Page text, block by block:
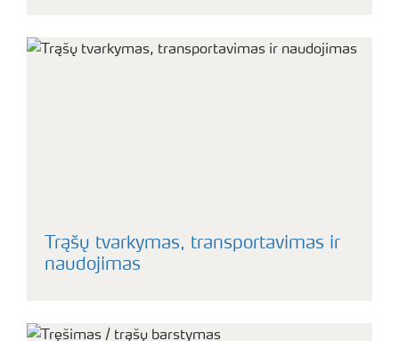
Trąšų tvarkymas, transportavimas ir
naudojimas